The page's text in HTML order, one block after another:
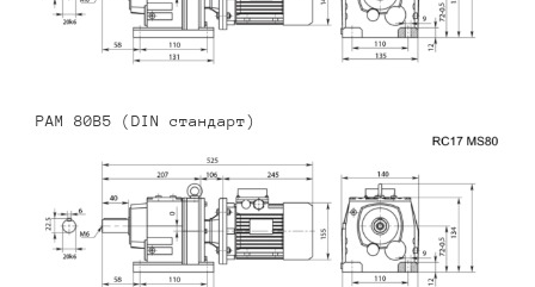
PAM 80B5 (DIN стандарт)